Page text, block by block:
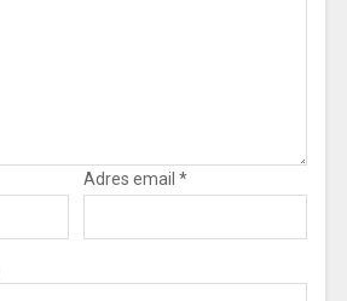
Adres email *